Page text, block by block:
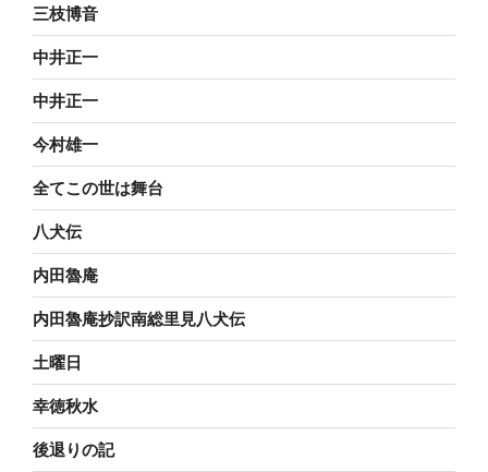
三枝博音
中井正一
中井正一
今村雄一
全てこの世は舞台
八犬伝
内田魯庵
内田魯庵抄訳南総里見八犬伝
土曜日
幸徳秋水
後退りの記